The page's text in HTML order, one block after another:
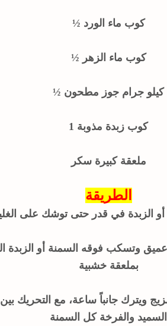
½ كوب ماء الورد
½ كوب ماء الزهر
½ كيلو جرام جوز مطحون
1 كوب زبدة مذوبة
ملعقة كبيرة سكر
الطريقة
الزبدة في قدر حتى توشك على
وتسكب فوقه السمنة أو الزبدة
بملعقة خشبية
ويترك جانباً ساعة، مع التحريك
السميد والفرخة كل السمنة